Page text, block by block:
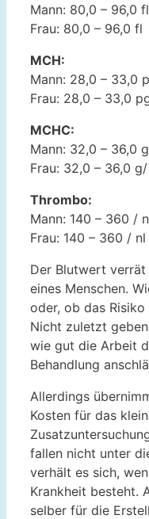
Mann: 80,0 – 96,0 fl
Frau: 80,0 – 96,0 fl
MCH:
Mann: 28,0 – 33,0
Frau: 28,0 – 33,0
MCHC:
Mann: 32,0 – 36,0
Frau: 32,0 – 36,0
Thrombo:
Mann: 140 – 360 /
Frau: 140 – 360 / nl
Der Blutwert
eines Menschen.
oder, ob das
Nicht zuletzt
wie gut die Arbeit
Behandlung
Allerdings
Kosten für das
fallen nicht unter
verhält es sich,
Krankheit besteht.
selber für die